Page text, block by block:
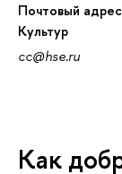
Почтовый
Культур
cc@hse.ru
Как